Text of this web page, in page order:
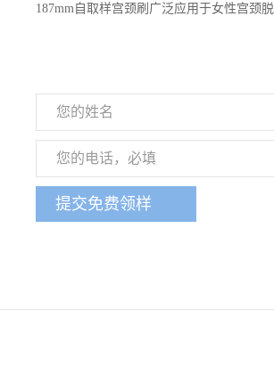
187mm自取样宫颈刷广泛应用于女性宫颈